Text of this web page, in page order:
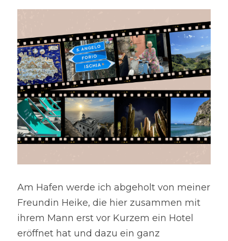
Am Hafen werde ich abgeholt von meiner
Freundin Heike, die hier zusammen mit
ihrem Mann erst vor Kurzem ein Hotel
eröffnet hat und dazu ein ganz